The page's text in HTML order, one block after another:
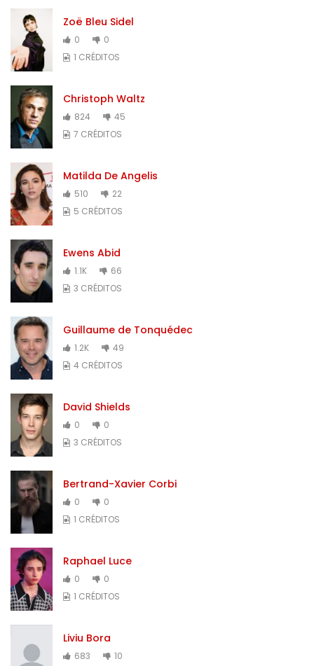
Zoë Bleu Sidel
0
0
1 CRÉDITOS
Christoph Waltz
824
45
7 CRÉDITOS
Matilda De Angelis
510
22
5 CRÉDITOS
Ewens Abid
1.1K
66
3 CRÉDITOS
Guillaume de Tonquédec
1.2K
49
4 CRÉDITOS
David Shields
0
0
3 CRÉDITOS
Bertrand-Xavier Corbi
0
0
1 CRÉDITOS
Raphael Luce
0
0
1 CRÉDITOS
Liviu Bora
683
10